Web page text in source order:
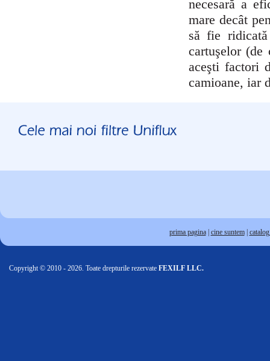
necesară a
mare decât
să fie
cartuşelor
aceşti factori
camioane, iar
prima pagina| cine suntem|
Copyright © 2010 - 2026. Toate drepturile rezervate FEXILF LLC.